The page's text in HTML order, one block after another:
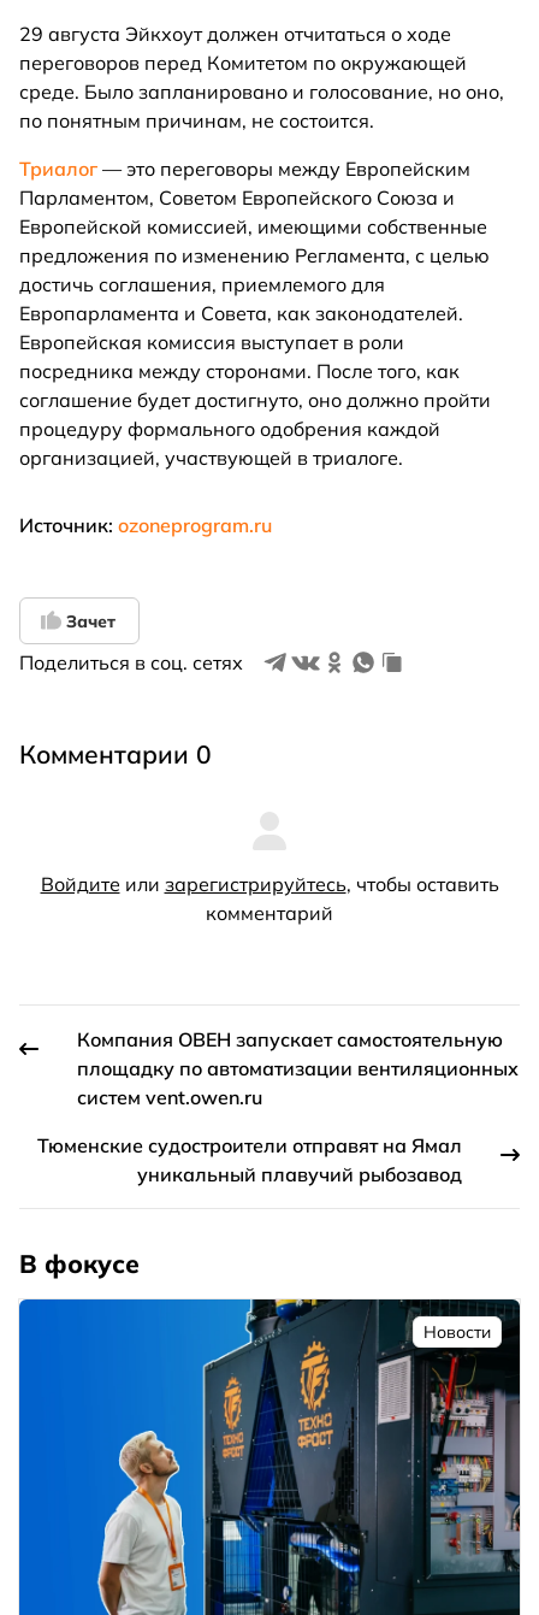
29 августа Эйкхоут должен отчитаться о ходе
переговоров перед Комитетом по окружающей
среде. Было запланировано и голосование, но оно,
по понятным причинам, не состоится.
Триалог — это переговоры между Европейским
Парламентом, Советом Европейского Союза и
Европейской комиссией, имеющими собственные
предложения по изменению Регламента, с целью
достичь соглашения, приемлемого для
Европарламента и Совета, как законодателей.
Европейская комиссия выступает в роли
посредника между сторонами. После того, как
соглашение будет достигнуто, оно должно пройти
процедуру формального одобрения каждой
организацией, участвующей в триалоге.
Источник: ozoneprogram.ru
Зачет
Поделиться в соц. сетях
Комментарии 0
Войдите или зарегистрируйтесь, чтобы оставить
комментарий
Компания ОВЕН запускает самостоятельную
площадку по автоматизации вентиляционных
систем vent.owen.ru
Тюменские судостроители отправят на Ямал
уникальный плавучий рыбозавод
В фокусе
Новости